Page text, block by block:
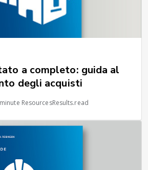
a completo: guida al
degli acquisti
ResourcesResults.read